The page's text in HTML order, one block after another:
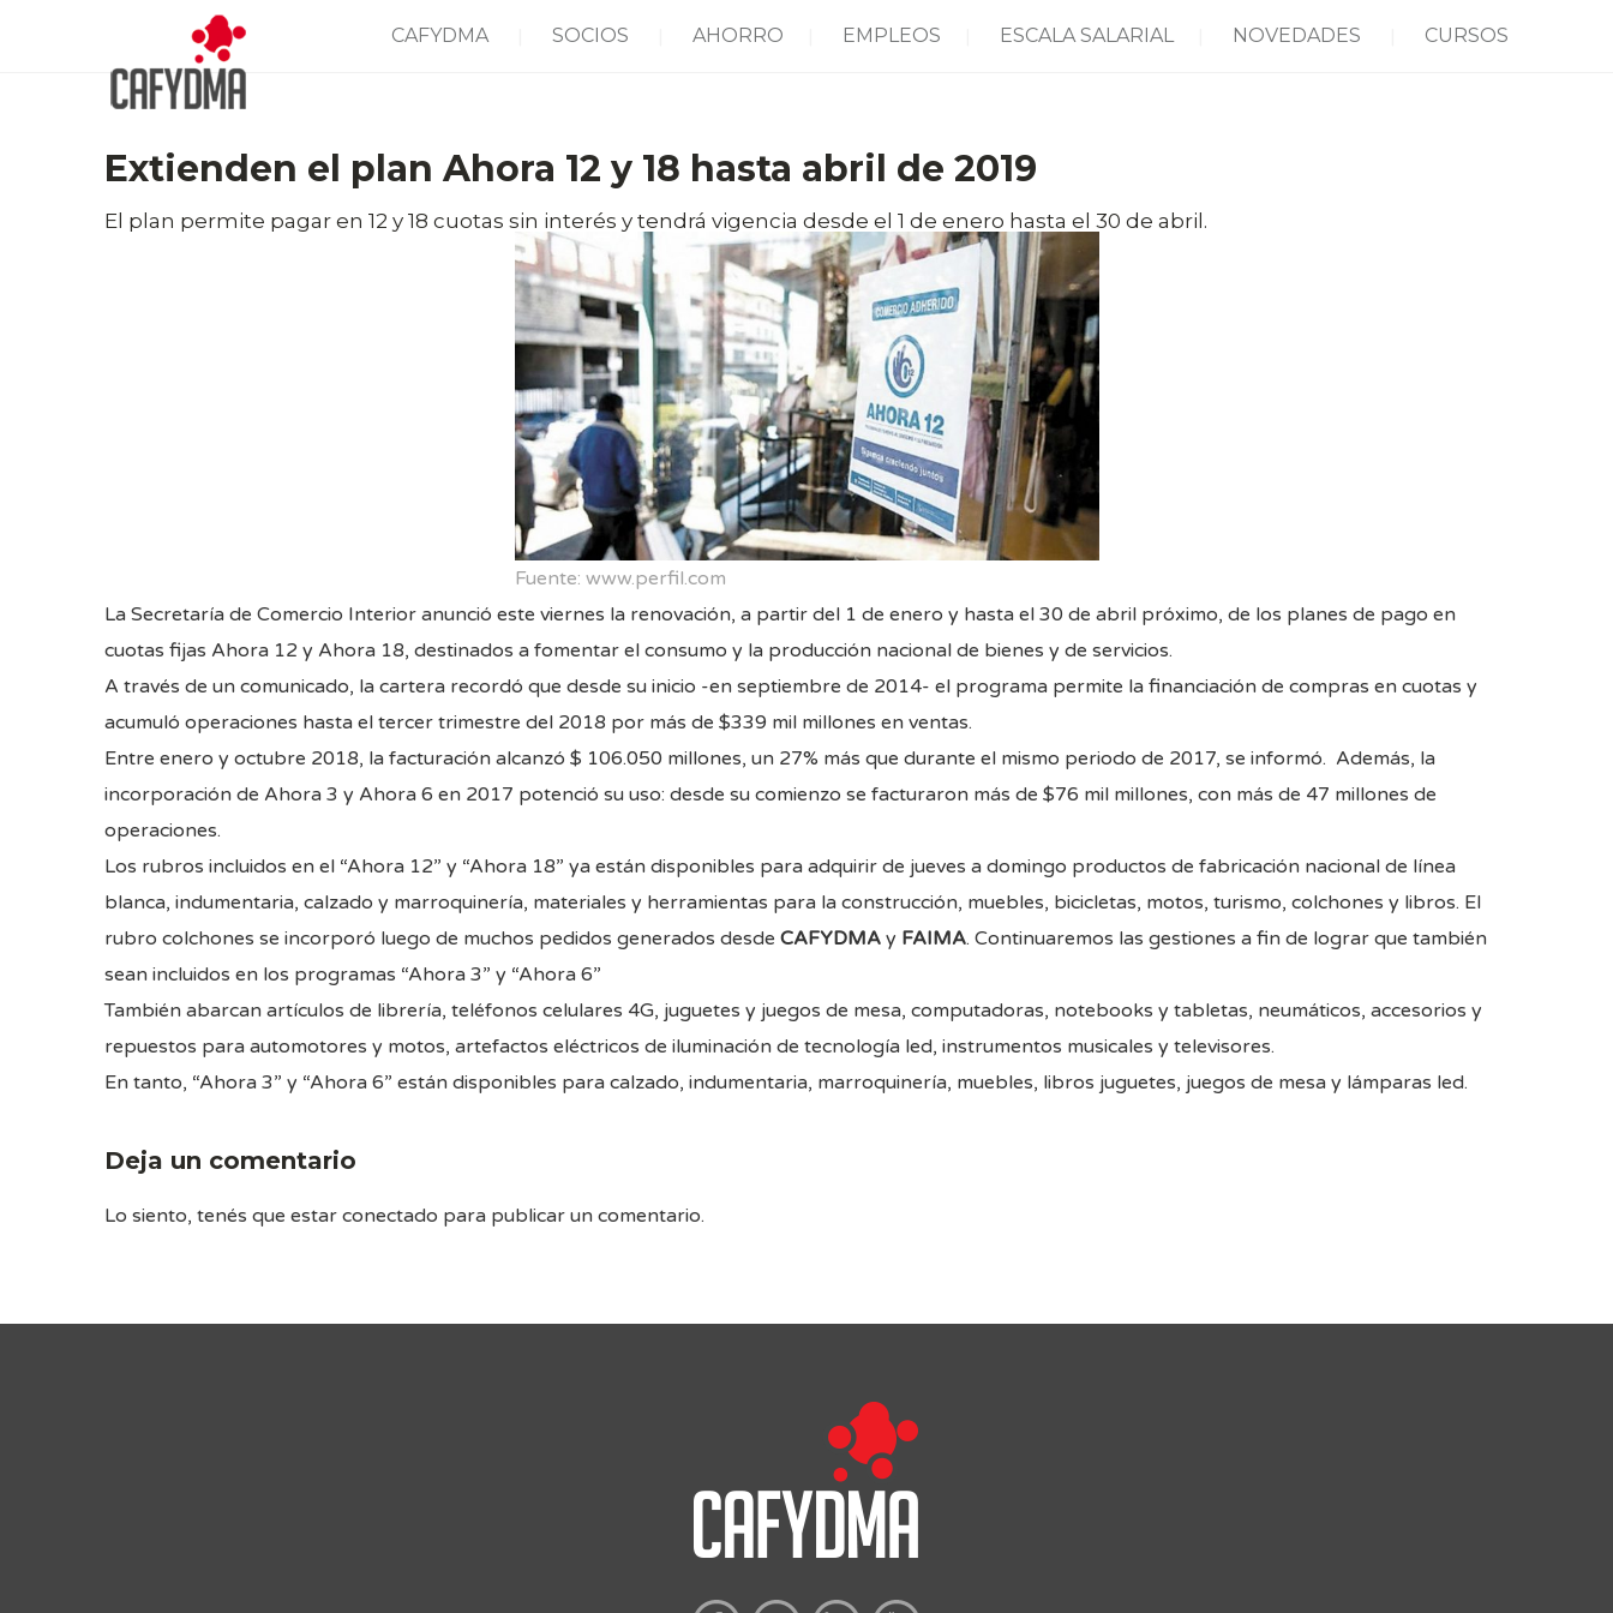
CAFYDMA SOCIOS AHORRO EMPLEOS ESCALA SALARIAL NOVEDADES CURSOS
Extienden el plan Ahora 12 y 18 hasta abril de 2019
El plan permite pagar en 12 y 18 cuotas sin interés y tendrá vigencia desde el 1 de enero hasta el 30 de abril.
Fuente: www.perfil.com
La Secretaría de Comercio Interior anunció este viernes la renovación, a partir del 1 de enero y hasta el 30 de abril próximo, de los planes de pago en
cuotas fijas Ahora 12 y Ahora 18, destinados a fomentar el consumo y la producción nacional de bienes y de servicios.
A través de un comunicado, la cartera recordó que desde su inicio -en septiembre de 2014- el programa permite la financiación de compras en cuotas y
acumuló operaciones hasta el tercer trimestre del 2018 por más de $339 mil millones en ventas.
Entre enero y octubre 2018, la facturación alcanzó $ 106.050 millones, un 27% más que durante el mismo periodo de 2017, se informó. Además, la
incorporación de Ahora 3 y Ahora 6 en 2017 potenció su uso: desde su comienzo se facturaron más de $76 mil millones, con más de 47 millones de
operaciones.
Los rubros incluidos en el “Ahora 12” y “Ahora 18” ya están disponibles para adquirir de jueves a domingo productos de fabricación nacional de línea
blanca, indumentaria, calzado y marroquinería, materiales y herramientas para la construcción, muebles, bicicletas, motos, turismo, colchones y libros. El
rubro colchones se incorporó luego de muchos pedidos generados desde CAFYDMA y FAIMA. Continuaremos las gestiones a fin de lograr que también
sean incluidos en los programas “Ahora 3” y “Ahora 6”
También abarcan artículos de librería, teléfonos celulares 4G, juguetes y juegos de mesa, computadoras, notebooks y tabletas, neumáticos, accesorios y
repuestos para automotores y motos, artefactos eléctricos de iluminación de tecnología led, instrumentos musicales y televisores.
En tanto, “Ahora 3” y “Ahora 6” están disponibles para calzado, indumentaria, marroquinería, muebles, libros juguetes, juegos de mesa y lámparas led.
Deja un comentario
Lo siento, tenés que estar conectado para publicar un comentario.